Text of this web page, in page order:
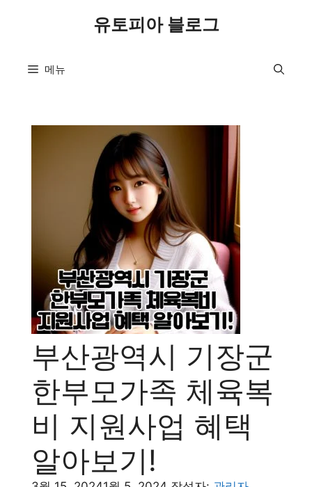
유토피아 블로그
메뉴
부산광역시 기장군
한부모가족 체육복
비 지원사업 혜택
알아보기!